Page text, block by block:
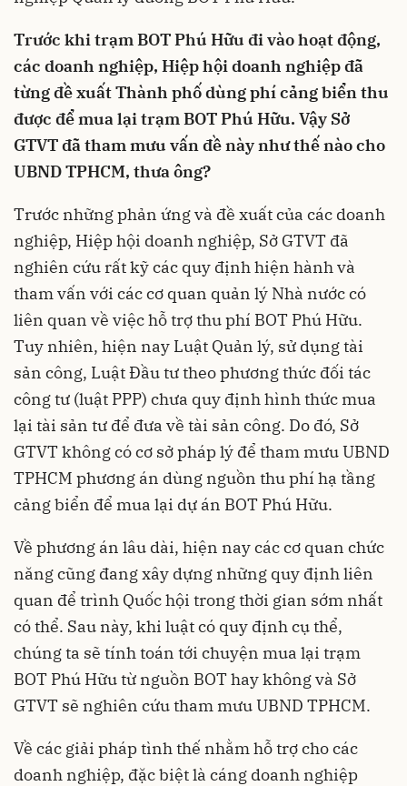
Trước khi trạm BOT Phú Hữu đi vào hoạt động,
các doanh nghiệp, Hiệp hội doanh nghiệp đã
từng đề xuất Thành phố dùng phí cảng biển thu
được để mua lại trạm BOT Phú Hữu. Vậy Sở
GTVT đã tham mưu vấn đề này như thế nào cho
UBND TPHCM, thưa ông?
Trước những phản ứng và đề xuất của các doanh
nghiệp, Hiệp hội doanh nghiệp, Sở GTVT đã
nghiên cứu rất kỹ các quy định hiện hành và
tham vấn với các cơ quan quản lý Nhà nước có
liên quan về việc hỗ trợ thu phí BOT Phú Hữu.
Tuy nhiên, hiện nay Luật Quản lý, sử dụng tài
sản công, Luật Đầu tư theo phương thức đối tác
công tư (luật PPP) chưa quy định hình thức mua
lại tài sản tư để đưa về tài sản công. Do đó, Sở
GTVT không có cơ sở pháp lý để tham mưu UBND
TPHCM phương án dùng nguồn thu phí hạ tầng
cảng biển để mua lại dự án BOT Phú Hữu.
Về phương án lâu dài, hiện nay các cơ quan chức
năng cũng đang xây dựng những quy định liên
quan để trình Quốc hội trong thời gian sớm nhất
có thể. Sau này, khi luật có quy định cụ thể,
chúng ta sẽ tính toán tới chuyện mua lại trạm
BOT Phú Hữu từ nguồn BOT hay không và Sở
GTVT sẽ nghiên cứu tham mưu UBND TPHCM.
Về các giải pháp tình thế nhằm hỗ trợ cho các
doanh nghiệp, đặc biệt là cáng doanh nghiệp